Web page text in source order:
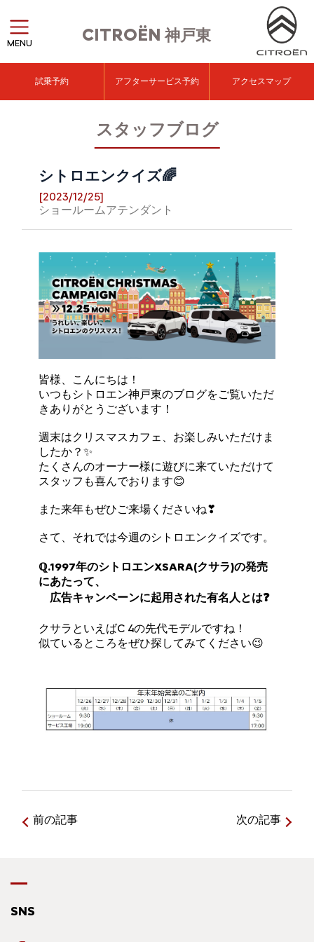
CITROËN神戸東
MENU
試乗予約 アフターサービス予約 アクセスマップ
スタッフブログ
シトロエンクイズ🌈
[2023/12/25]
ショールームアテンダント
皆様、こんにちは！
いつもシトロエン神戸東のブログをご覧いただ
きありがとうございます！
週末はクリスマスカフェ、お楽しみいただけま
したか？✨
たくさんのオーナー様に遊びに来ていただけて
スタッフも喜んでおります😊
また来年もぜひご来場くださいね❣
さて、それでは今週のシトロエンクイズです。
ℚ.1997年のシトロエンXSARA(クサラ)の発売
にあたって、
広告キャンペーンに起用された有名人とは❓
クサラといえばC 4の先代モデルですね！
似ているところをぜひ探してみてください😉
前の記事 次の記事
SNS